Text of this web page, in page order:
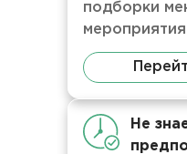
подборки
Не